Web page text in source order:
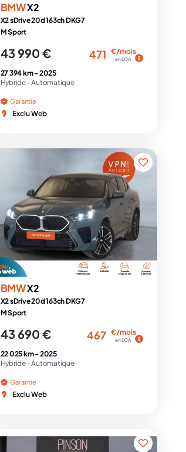
BMWX2
X2 sDrive 20d 163ch DKG7
M Sport
43 990 € 471 €/mois
en LOA
27 394 km -2025
Hybride -Automatique
Garantie
Exclu Web
BMWX2
X2 sDrive 20d 163ch DKG7
M Sport
43 690 € 467 €/mois
en LOA
22 025 km -2025
Hybride -Automatique
Garantie
Exclu Web